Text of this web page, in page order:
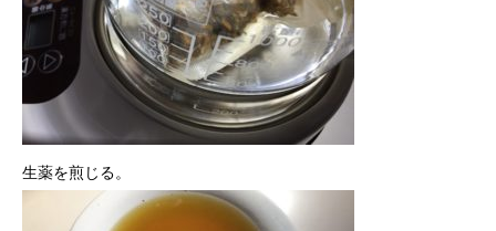
生薬を煎じる。